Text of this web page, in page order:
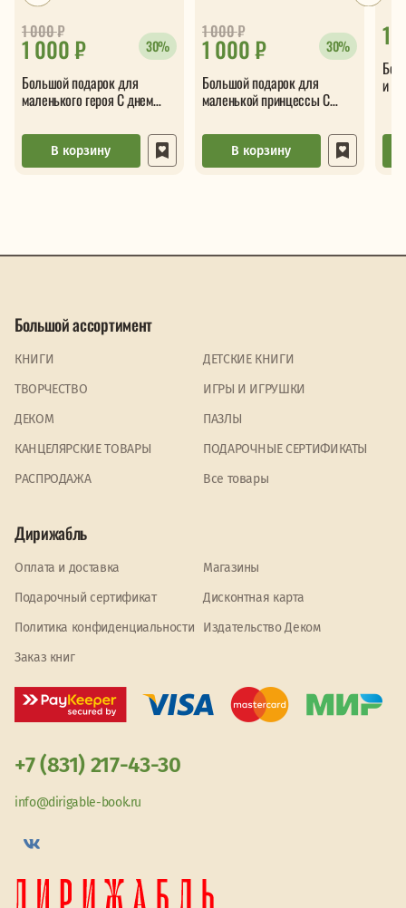
1 000 ₽
1 000₽
30%
Большой подарок для
маленького героя С днем
В корзину
1 000 ₽
1 000₽
30%
Большой подарок для
маленькой принцессы С
В корзину
1
и
Большой ассортимент
КНИГИ
ДЕТСКИЕ КНИГИ
ТВОРЧЕСТВО
ИГРЫ И ИГРУШКИ
ДЕКОМ
ПАЗЛЫ
КАНЦЕЛЯРСКИЕ ТОВАРЫ
ПОДАРОЧНЫЕ СЕРТИФИКАТЫ
PАСПРОДАЖА
Все товары
Дирижабль
Оплата и доставка
Магазины
Подарочный сертификат
Дисконтная карта
Политика конфиденциальности
Издательство Деком
Заказ книг
+7 (831) 217-43-30
info@dirigable-book.ru